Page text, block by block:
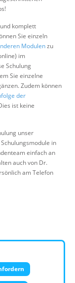
komplett
Sie einzeln
Modulenzu
im
Schulung
Sie einzelne
Zudem können
der
ist keine
unser
in
einfach an
auch von Dr.
am Telefon